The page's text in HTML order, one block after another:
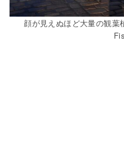
顔が見えぬほど大量の観